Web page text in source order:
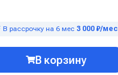
В рассрочку на 6 мес 3 000 ₽/мес
В корзину